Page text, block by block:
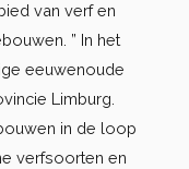
van verf en
” In het
eeuwenoude
Limburg.
in de loop
verfsoorten en